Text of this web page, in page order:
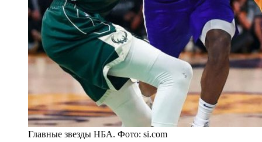
Главные звезды НБА. Фото: si.com